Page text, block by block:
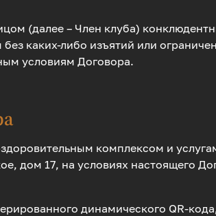
(далее – Член клуба)
каких-либо изъятий или
условиям Договора.
комплексом и
дом 17, на условиях настоящего
динамического QR-